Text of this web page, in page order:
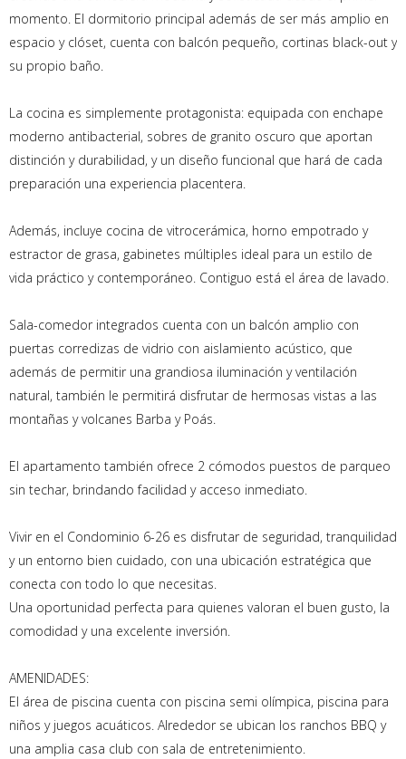
momento. El dormitorio principal además de ser más amplio en
espacio y clóset, cuenta con balcón pequeño, cortinas black-out y
su propio baño.
La cocina es simplemente protagonista: equipada con enchape
moderno antibacterial, sobres de granito oscuro que aportan
distinción y durabilidad, y un diseño funcional que hará de cada
preparación una experiencia placentera.
Además, incluye cocina de vitrocerámica, horno empotrado y
estractor de grasa, gabinetes múltiples ideal para un estilo de
vida práctico y contemporáneo. Contiguo está el área de lavado.
Sala-comedor integrados cuenta con un balcón amplio con
puertas corredizas de vidrio con aislamiento acústico, que
además de permitir una grandiosa iluminación y ventilación
natural, también le permitirá disfrutar de hermosas vistas a las
montañas y volcanes Barba y Poás.
El apartamento también ofrece 2 cómodos puestos de parqueo
sin techar, brindando facilidad y acceso inmediato.
Vivir en el Condominio 6-26 es disfrutar de seguridad, tranquilidad
y un entorno bien cuidado, con una ubicación estratégica que
conecta con todo lo que necesitas.
Una oportunidad perfecta para quienes valoran el buen gusto, la
comodidad y una excelente inversión.
AMENIDADES:
El área de piscina cuenta con piscina semi olímpica, piscina para
niños y juegos acuáticos. Alrededor se ubican los ranchos BBQ y
una amplia casa club con sala de entretenimiento.